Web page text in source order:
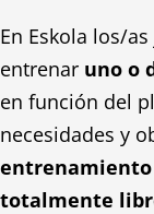
En Eskola los/
entrenar uno o
en función del
necesidades y
entrenamiento
totalmente